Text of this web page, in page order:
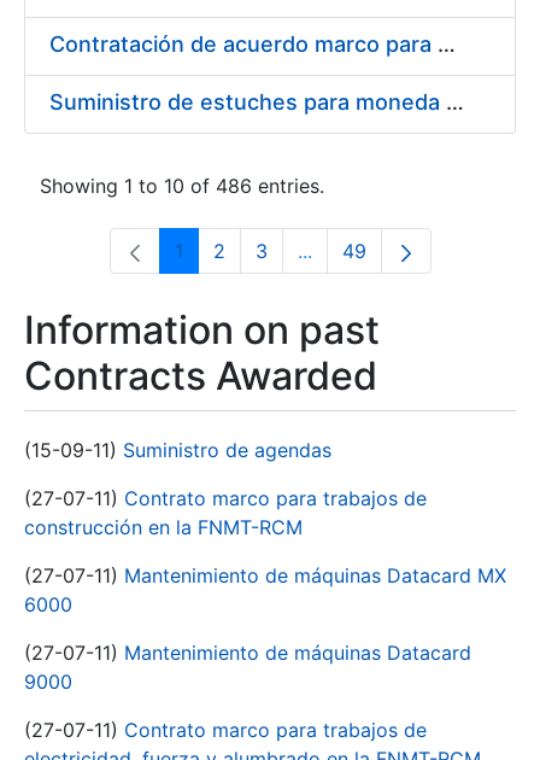
Contratación de acuerdo marco para el Suministro de Material de Electricidad para la Fábrica Nacional de Moneda y Timbre-Real Casa de la Moneda en su centro de trabajo de Burgos
Suministro de estuches para moneda de 30 €
Showing 1 to 10 of 486 entries.
Page
1 Page
2 Page
3 ...Intermediate Pages Use
Page
49
Information on past
Contracts Awarded
(15-09-11) Suministro de agendas
(27-07-11) Contrato marco para trabajos de
construcción en la FNMT-RCM
(27-07-11) Mantenimiento de máquinas Datacard MX
6000
(27-07-11) Mantenimiento de máquinas Datacard
9000
(27-07-11) Contrato marco para trabajos de